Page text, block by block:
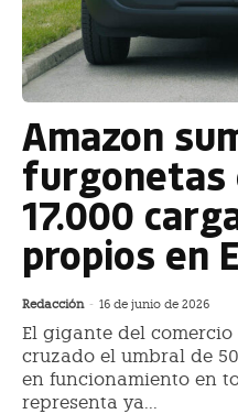
Amazon
furgonetas
17.000
propios en
Redacción - 16 de junio de 2026
El gigante del
cruzado el umbral de
en funcionamiento en
representa ya...